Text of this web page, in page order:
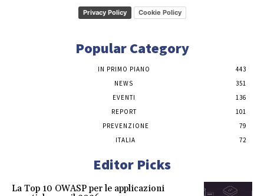
Privacy Policy Cookie Policy
Popular Category
IN PRIMO PIANO
443
NEWS
351
EVENTI
136
REPORT
101
PREVENZIONE
79
ITALIA
72
Editor Picks
La Top 10 OWASP per le applicazioni